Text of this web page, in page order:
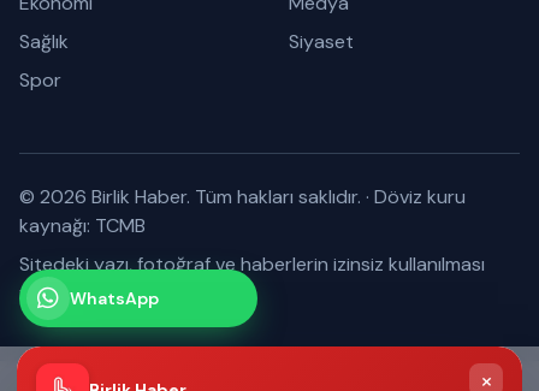
Sağlık
Siyaset
Spor
© 2026 Birlik Haber. Tüm hakları saklıdır. · Döviz kuru
kaynağı: TCMB
Sitedeki yazı, fotoğraf ve haberlerin izinsiz kullanılması
yasaktır.WhatsApp
Kanalımız
Abone olabilirsiniz
×